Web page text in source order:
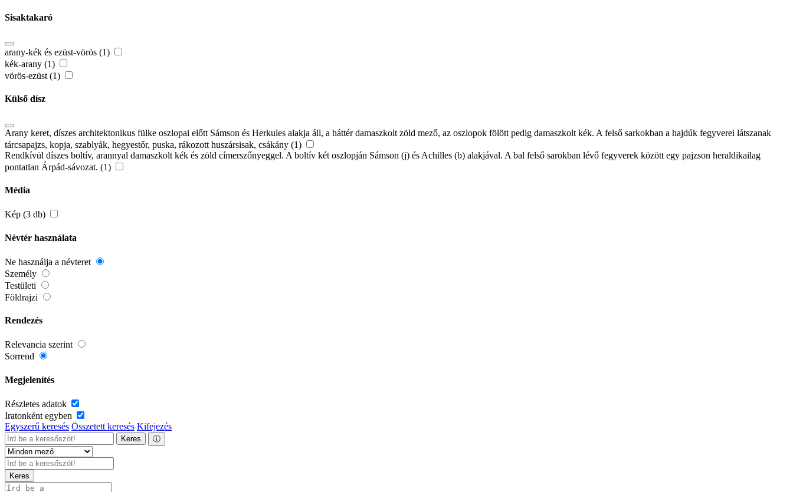
Sisaktakaró
arany-kék és ezüst-vörös (1)
kék-arany (1)
vörös-ezüst (1)
Külső dísz
Arany keret, díszes architektonikus fülke oszlopai előtt Sámson és Herkules alakja áll, a háttér damaszkolt zöld mező, az oszlopok fölött pedig damaszkolt kék. A felső sarkokban a hajdúk fegyverei látszanak
tárcsapajzs, kopja, szablyák, hegyestőr, puska, rákozott huszársisak, csákány (1)
Rendkívül díszes boltív, arannyal damaszkolt kék és zöld címerszőnyeggel. A boltív két oszlopján Sámson (j) és Achilles (b) alakjával. A bal felső sarokban lévő fegyverek között egy pajzson heraldikailag
pontatlan Árpád-sávozat. (1)
Média
Kép (3 db)
Névtér használata
Ne használja a névteret
Személy
Testületi
Földrajzi
Rendezés
Relevancia szerint
Sorrend
Megjelenítés
Részletes adatok
Iratonként egyben
Egyszerű keresés Összetett keresés Kifejezés
Keres ⓘ
Keres